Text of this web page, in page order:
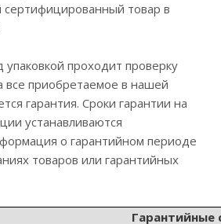
сертифицированный товар в
проходит проверку
все приобретаемое в нашей
гарантия. Сроки гарантии на
устанавливаются
о гарантийном периоде
товаров или гарантийных
Гарантийные